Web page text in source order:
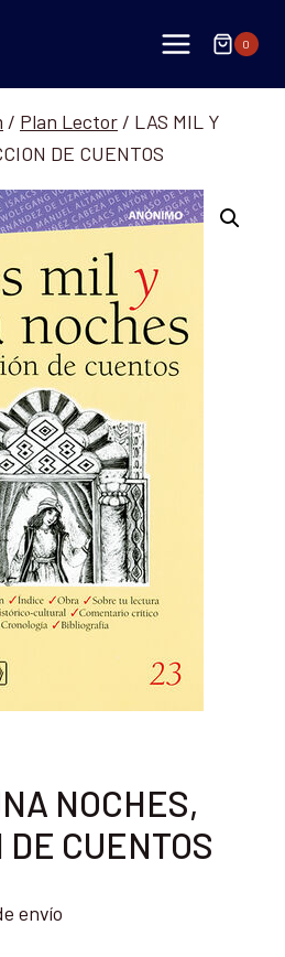
0
/ Plan Lector / LAS MIL Y
DE CUENTOS
NOCHES,
CUENTOS
envío